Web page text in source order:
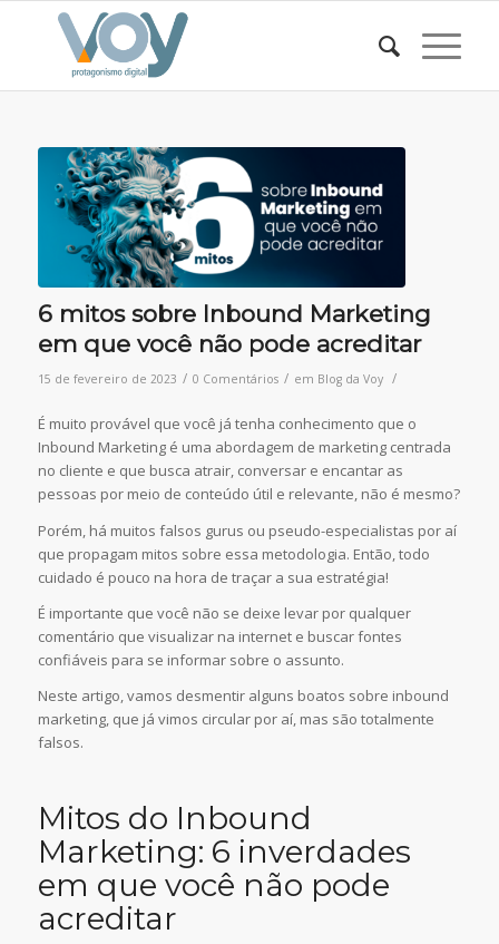
6 mitos sobre Inbound Marketing
em que você não pode acreditar
15 de fevereiro de 2023 / 0 Comentários / em Blog da Voy /
É muito provável que você já tenha conhecimento que o
Inbound Marketing é uma abordagem de marketing centrada
no cliente e que busca atrair, conversar e encantar as
pessoas por meio de conteúdo útil e relevante, não é mesmo?
Porém, há muitos falsos gurus ou pseudo-especialistas por aí
que propagam mitos sobre essa metodologia. Então, todo
cuidado é pouco na hora de traçar a sua estratégia!
É importante que você não se deixe levar por qualquer
comentário que visualizar na internet e buscar fontes
confiáveis para se informar sobre o assunto.
Neste artigo, vamos desmentir alguns boatos sobre inbound
marketing, que já vimos circular por aí, mas são totalmente
falsos.
Mitos do Inbound
Marketing: 6 inverdades
em que você não pode
acreditar